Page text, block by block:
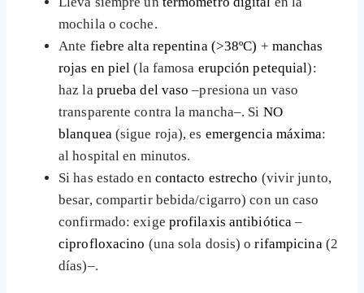
mochila o coche.
Ante fiebre alta repentina (>38ºC) + manchas
rojas en piel (la famosa erupción petequial):
haz la prueba del vaso –presiona un vaso
transparente contra la mancha–. Si NO
blanquea(sigue roja), es emergencia máxima:
al hospital en minutos.
Si has estado en contacto estrecho (vivir junto,
besar, compartir bebida/cigarro) con un caso
confirmado: exige profilaxis antibiótica –
ciprofloxacino (una sola dosis) orifampicina(2
días)–.